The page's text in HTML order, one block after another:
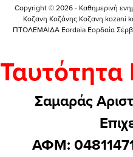
Copyright © 2026 - Καθημερινή
Κοζανη Κοζάνης Κοζανη kozani
ΠΤΟΛΕΜΑΙΔΑ Eordaia Εορδαία
Ταυτότητα
Σαμαράς
ΑΦΜ: